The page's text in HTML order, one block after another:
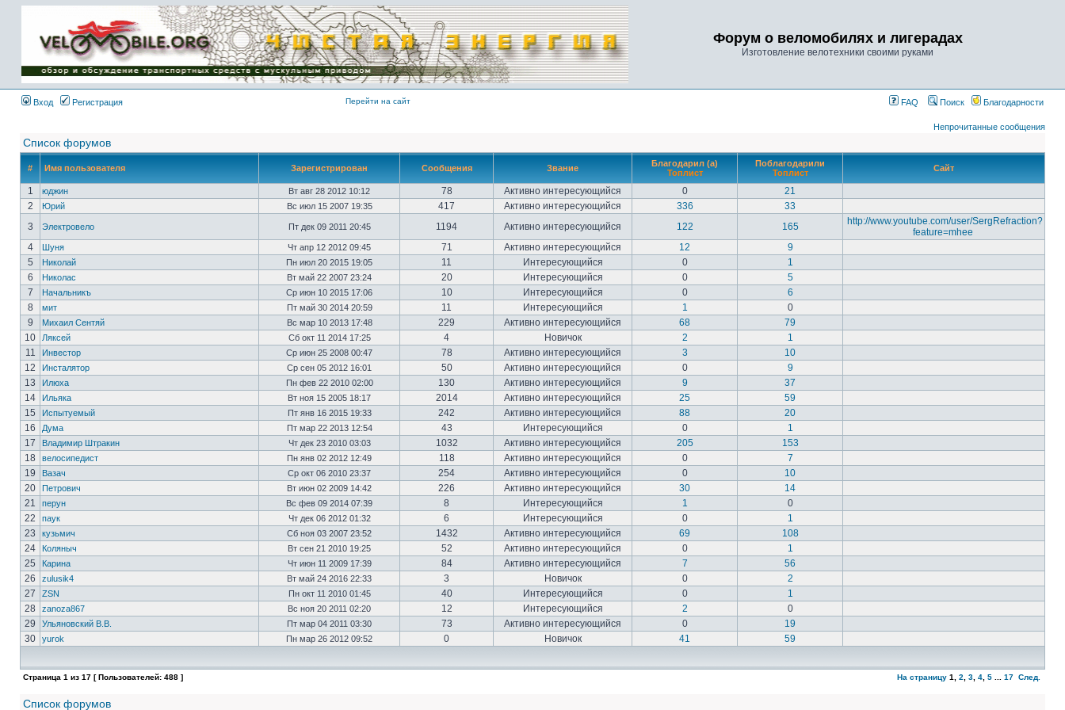
Имя пользователя:
Пароль:
{ LOG_ME_IN_SHORT
}
Форум о веломобилях и лигерадах
Изготовление велотехники своими руками
Вход Регистрация Перейти на сайт FAQ Поиск Благодарности
Непрочитанные сообщения
Список форумов
# Имя пользователя Зарегистрирован Сообщения Звание
Благодарил (а)
Топлист
Поблагодарили
Топлист
Сайт
1 юджин Вт авг 28 2012 10:12 78 Активно интересующийся 0
21
2
Юрий Вс июл 15 2007 19:35 417 Активно интересующийся 336
33
3
Электровело Пт дек 09 2011 20:45 1194 Активно интересующийся 122 165
http://www.youtube.com/user/SergRefraction?
feature=mhee
4
Шуня Чт апр 12 2012 09:45 71 Активно интересующийся 12
9
5
Николай Пн июл 20 2015 19:05 11 Интересующийся 0
1
6
Николас Вт май 22 2007 23:24 20 Интересующийся 0
5
7
Начальникъ Ср июн 10 2015 17:06 10 Интересующийся 0
6
8
мит Пт май 30 2014 20:59 11 Интересующийся 1
0
9
Михаил Сентяй Вс мар 10 2013 17:48 229 Активно интересующийся 68
79
10
Ляксей Сб окт 11 2014 17:25 4 Новичок 2
1
11
Инвестор Ср июн 25 2008 00:47 78 Активно интересующийся 3
10
12
Инсталятор Ср сен 05 2012 16:01 50 Активно интересующийся 0
9
13
Илюха Пн фев 22 2010 02:00 130 Активно интересующийся 9
37
14
Ильяка Вт ноя 15 2005 18:17 2014 Активно интересующийся 25
59
15
Испытуемый Пт янв 16 2015 19:33 242 Активно интересующийся 88
20
16
Дума Пт мар 22 2013 12:54 43 Интересующийся 0
1
17
Владимир Штракин Чт дек 23 2010 03:03 1032 Активно интересующийся 205
153
18
велосипедист Пн янв 02 2012 12:49 118 Активно интересующийся 0
7
19
Вазач Ср окт 06 2010 23:37 254 Активно интересующийся 0
10
20
Петрович Вт июн 02 2009 14:42 226 Активно интересующийся 30
14
21
перун Вс фев 09 2014 07:39 8 Интересующийся 1
0
22
паук Чт дек 06 2012 01:32 6 Интересующийся 0
1
23
кузьмич Сб ноя 03 2007 23:52 1432 Активно интересующийся 69
108
24
Коляныч Вт сен 21 2010 19:25 52 Активно интересующийся 0
1
25
Карина Чт июн 11 2009 17:39 84 Активно интересующийся 7
56
26
zulusik4 Вт май 24 2016 22:33 3 Новичок 0
2
27
ZSN Пн окт 11 2010 01:45 40 Интересующийся 0
1
28
zanoza867 Вс ноя 20 2011 02:20 12 Интересующийся 2
0
29
Ульяновский В.В. Пт мар 04 2011 03:30 73 Активно интересующийся 0
19
30
yurok Пн мар 26 2012 09:52 0 Новичок 41 59
Страница 1 из 17 [ Пользователей: 488 ] На страницу 1 2 3 4 5 17 След.
Список форумов